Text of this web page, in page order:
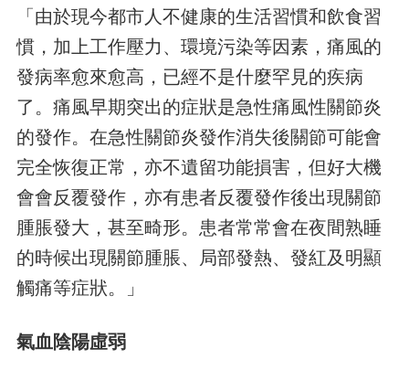
「由於現今都市人不健康的生活習慣和飲食習
慣，加上工作壓力、環境污染等因素，痛風的
發病率愈來愈高，已經不是什麼罕見的疾病
了。痛風早期突出的症狀是急性痛風性關節炎
的發作。在急性關節炎發作消失後關節可能會
完全恢復正常，亦不遺留功能損害，但好大機
會會反覆發作，亦有患者反覆發作後出現關節
腫脹發大，甚至畸形。患者常常會在夜間熟睡
的時候出現關節腫脹、局部發熱、發紅及明顯
觸痛等症狀。」
氣血陰陽虛弱